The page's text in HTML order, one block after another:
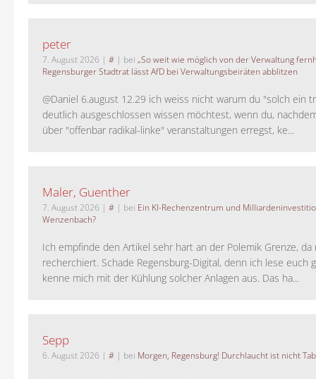
peter
7. August 2026 | # | bei „So weit wie möglich von der Verwaltung
Regensburger Stadtrat lässt AfD bei Verwaltungsbeiräten abblitzen
@Daniel 6.august 12.29 ich weiss nicht warum du "solch ein
deutlich ausgeschlossen wissen möchtest, wenn du,
über "offenbar radikal-linke" veranstaltungen erregst, ke...
Maler, Guenther
7. August 2026 | # | bei Ein KI-Rechenzentrum und
Wenzenbach?
Ich empfinde den Artikel sehr hart an der Polemik Grenze,
recherchiert. Schade Regensburg-Digital, denn ich lese euch
kenne mich mit der Kühlung solcher Anlagen aus. Das ha...
Sepp
6. August 2026 | # | bei Morgen, Regensburg! Durchlaucht ist nicht